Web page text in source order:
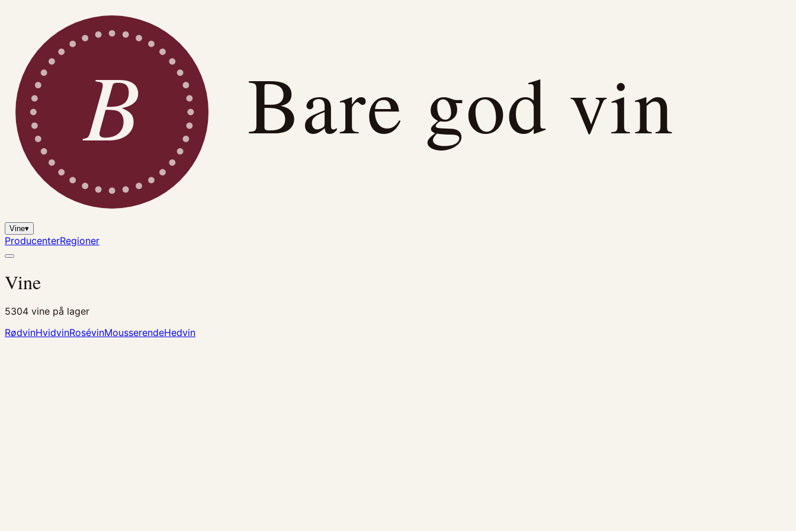
B Bare god vin
Vine▾
ProducenterRegioner
Vine
5304 vine på lager
RødvinHvidvinRosévinMousserendeHedvin